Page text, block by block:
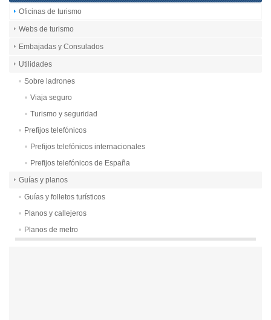
Oficinas de turismo
Webs de turismo
Embajadas y Consulados
Utilidades
Sobre ladrones
Viaja seguro
Turismo y seguridad
Prefijos telefónicos
Prefijos telefónicos internacionales
Prefijos telefónicos de España
Guías y planos
Guías y folletos turísticos
Planos y callejeros
Planos de metro